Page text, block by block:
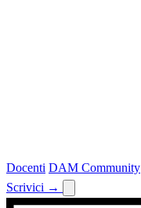
Docenti DAM Community
Scrivici →